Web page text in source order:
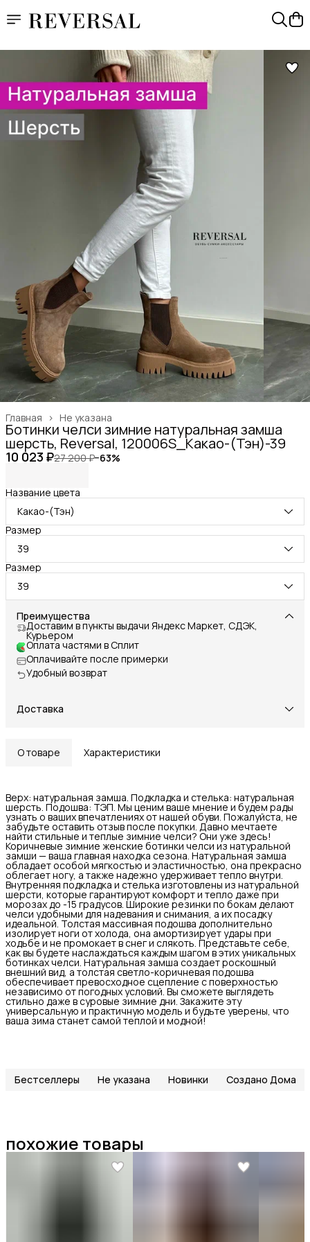
Не указана
Главная ›
Ботинки челси зимние натуральная замша
шерсть, Reversal, 120006S_Какао-(Тэн)-39
10 023 ₽27 200 ₽−63%
Название цвета
Какао-(Тэн)
Размер
39
Размер
39
Преимущества
Доставим в пункты выдачи Яндекс Маркет, СДЭК,
Курьером
Оплата частями в Сплит
Оплачивайте после примерки
Удобный возврат
Доставка
О товаре Характеристики
Верх: натуральная замша. Подкладка и стелька: натуральная
шерсть. Подошва: ТЭП. Мы ценим ваше мнение и будем рады
узнать о ваших впечатлениях от нашей обуви. Пожалуйста, не
забудьте оставить отзыв после покупки. Давно мечтаете
найти стильные и теплые зимние челси? Они уже здесь!
Коричневые зимние женские ботинки челси из натуральной
замши — ваша главная находка сезона. Натуральная замша
обладает особой мягкостью и эластичностью, она прекрасно
облегает ногу, а также надежно удерживает тепло внутри.
Внутренняя подкладка и стелька изготовлены из натуральной
шерсти, которые гарантируют комфорт и тепло даже при
морозах до -15 градусов. Широкие резинки по бокам делают
челси удобными для надевания и снимания, а их посадку
идеальной. Толстая массивная подошва дополнительно
изолирует ноги от холода, она амортизирует удары при
ходьбе и не промокает в снег и слякоть. Представьте себе,
как вы будете наслаждаться каждым шагом в этих уникальных
ботинках челси. Натуральная замша создает роскошный
внешний вид, а толстая светло-коричневая подошва
обеспечивает превосходное сцепление с поверхностью
независимо от погодных условий. Вы сможете выглядеть
стильно даже в суровые зимние дни. Закажите эту
универсальную и практичную модель и будьте уверены, что
ваша зима станет самой теплой и модной!
Бестселлеры Не указана Новинки Создано Дома
похожие товары